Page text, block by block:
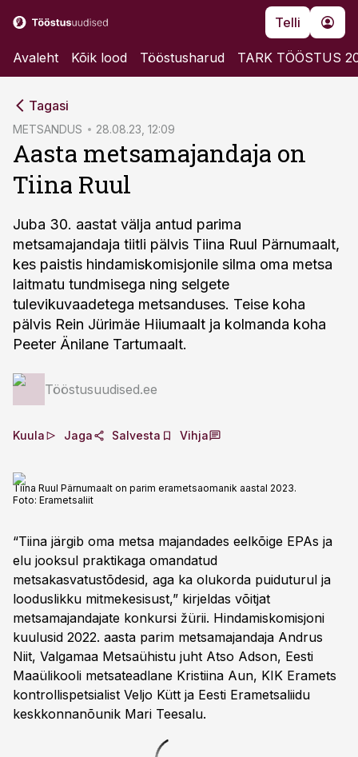
Telli
Avaleht Kõik lood Tööstusharud TARK TÖÖSTUS
Tagasi
METSANDUS 28.08.23, 12:09
Aasta metsamajandaja on
Tiina Ruul
Juba 30. aastat välja antud parima
metsamajandaja tiitli pälvis Tiina Ruul Pärnumaalt,
kes paistis hindamiskomisjonile silma oma metsa
laitmatu tundmisega ning selgete
tulevikuvaadetega metsanduses. Teise koha
pälvis Rein Jürimäe Hiiumaalt ja kolmanda koha
Peeter Änilane Tartumaalt.
Tööstusuudised.ee
Kuula Jaga Salvesta Vihja
Tiina Ruul Pärnumaalt on parim erametsaomanik aastal 2023.
Foto: Erametsaliit
“Tiina järgib oma metsa majandades eelkõige EPAs ja
elu jooksul praktikaga omandatud
metsakasvatustõdesid, aga ka olukorda puiduturul ja
looduslikku mitmekesisust,” kirjeldas võitjat
metsamajandajate konkursi žürii. Hindamiskomisjoni
kuulusid 2022. aasta parim metsamajandaja Andrus
Niit, Valgamaa Metsaühistu juht Atso Adson, Eesti
Maaülikooli metsateadlane Kristiina Aun, KIK Eramets
kontrollispetsialist Veljo Kütt ja Eesti Erametsaliidu
keskkonnanõunik Mari Teesalu.